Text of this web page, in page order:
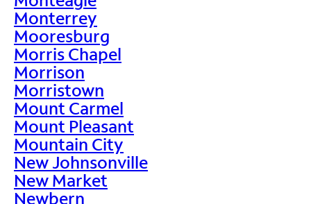
Monterrey
Mooresburg
Morris Chapel
Morrison
Morristown
Mount Carmel
Mount Pleasant
Mountain City
New Johnsonville
New Market
Newbern